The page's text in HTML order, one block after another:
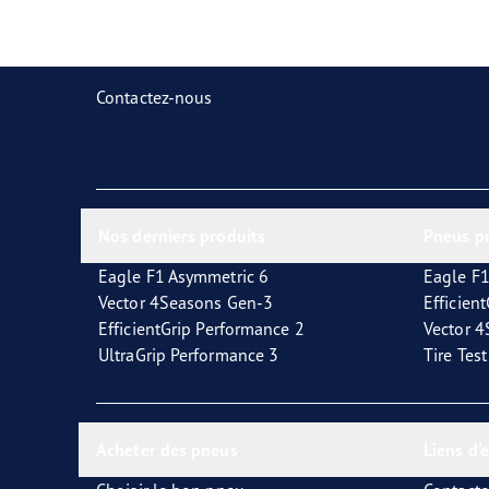
Contactez-nous
Eagle F1 Asymmetric 6
Vector 4Seasons Gen-3
EfficientGrip Performance 2
UltraGrip Performance 3
Eagle
Vector
Tire